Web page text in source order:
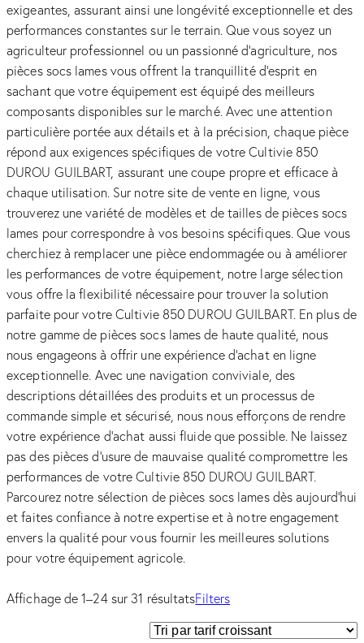
exigeantes, assurant ainsi une longévité exceptionnelle et des
performances constantes sur le terrain. Que vous soyez un
agriculteur professionnel ou un passionné d’agriculture, nos
pièces socs lames vous offrent la tranquillité d’esprit en
sachant que votre équipement est équipé des meilleurs
composants disponibles sur le marché. Avec une attention
particulière portée aux détails et à la précision, chaque pièce
répond aux exigences spécifiques de votre Cultivie 850
DUROU GUILBART, assurant une coupe propre et efficace à
chaque utilisation. Sur notre site de vente en ligne, vous
trouverez une variété de modèles et de tailles de pièces socs
lames pour correspondre à vos besoins spécifiques. Que vous
cherchiez à remplacer une pièce endommagée ou à améliorer
les performances de votre équipement, notre large sélection
vous offre la flexibilité nécessaire pour trouver la solution
parfaite pour votre Cultivie 850 DUROU GUILBART. En plus de
notre gamme de pièces socs lames de haute qualité, nous
nous engageons à offrir une expérience d’achat en ligne
exceptionnelle. Avec une navigation conviviale, des
descriptions détaillées des produits et un processus de
commande simple et sécurisé, nous nous efforçons de rendre
votre expérience d’achat aussi fluide que possible. Ne laissez
pas des pièces d’usure de mauvaise qualité compromettre les
performances de votre Cultivie 850 DUROU GUILBART.
Parcourez notre sélection de pièces socs lames dès aujourd’hui
et faites confiance à notre expertise et à notre engagement
envers la qualité pour vous fournir les meilleures solutions
pour votre équipement agricole.
Affichage de 1–24 sur 31 résultatsFilters